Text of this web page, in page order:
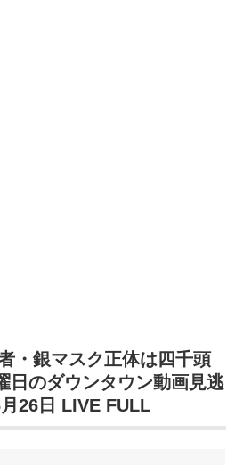
・銀マスク正体は四千頭
日のダウンタウン動画見逃
26日 LIVE FULL